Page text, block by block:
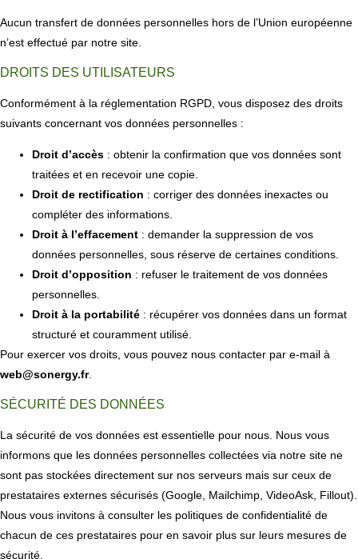
Aucun transfert de données personnelles hors de l’Union européenne
n’est effectué par notre site.
DROITS DES UTILISATEURS
Conformément à la réglementation RGPD, vous disposez des droits
suivants concernant vos données personnelles :
Droit d’accès : obtenir la confirmation que vos données sont
traitées et en recevoir une copie.
Droit de rectification : corriger des données inexactes ou
compléter des informations.
Droit à l’effacement : demander la suppression de vos
données personnelles, sous réserve de certaines conditions.
Droit d’opposition : refuser le traitement de vos données
personnelles.
Droit à la portabilité : récupérer vos données dans un format
structuré et couramment utilisé.
Pour exercer vos droits, vous pouvez nous contacter par e-mail à
web@sonergy.fr.
SÉCURITÉ DES DONNÉES
La sécurité de vos données est essentielle pour nous. Nous vous
informons que les données personnelles collectées via notre site ne
sont pas stockées directement sur nos serveurs mais sur ceux de
prestataires externes sécurisés (Google, Mailchimp, VideoAsk, Fillout).
Nous vous invitons à consulter les politiques de confidentialité de
chacun de ces prestataires pour en savoir plus sur leurs mesures de
sécurité.